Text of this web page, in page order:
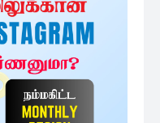
வாரி இறைக்கும்